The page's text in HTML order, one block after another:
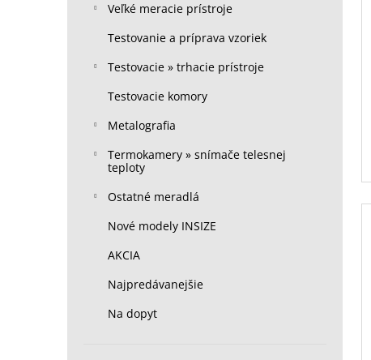
Veľké meracie prístroje
Testovanie a príprava vzoriek
Testovacie » trhacie prístroje
Testovacie komory
Metalografia
Termokamery » snímače telesnej
teploty
Ostatné meradlá
Nové modely INSIZE
AKCIA
Najpredávanejšie
Na dopyt